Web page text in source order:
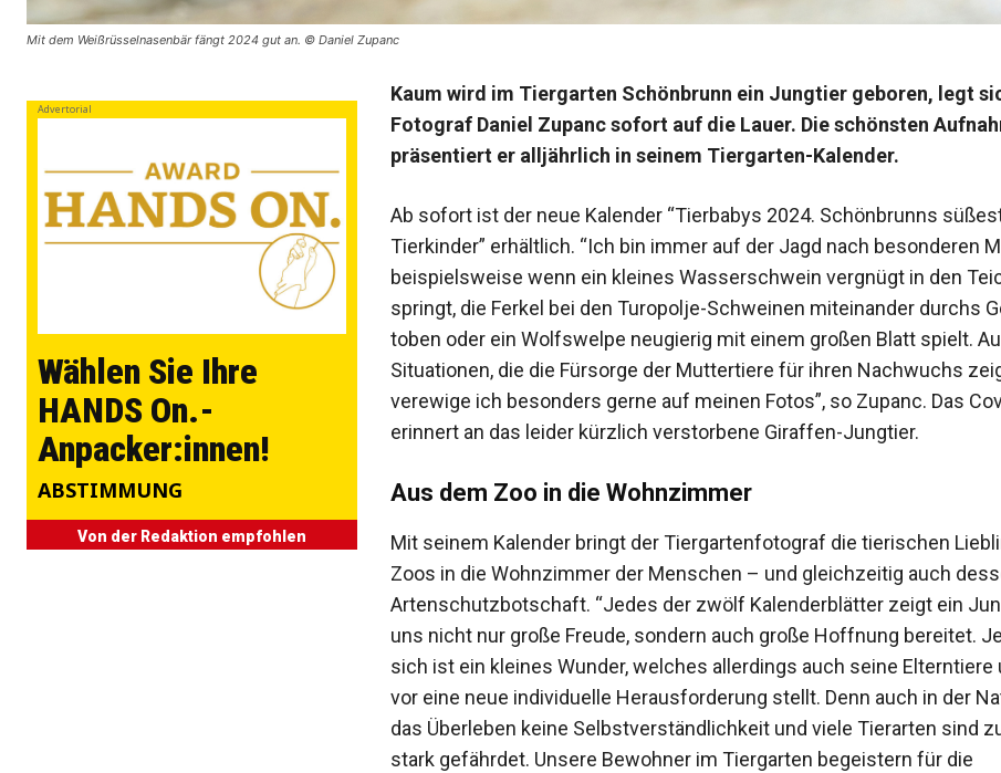
Mit dem Weißrüsselnasenbär fängt 2024 gut an. © Daniel Zupanc
Advertorial
Wählen Sie Ihre
HANDS On.-
Anpacker:innen!
ABSTIMMUNG
Von der Redaktion empfohlen
Kaum wird im Tiergarten Schönbrunn ein Jungtier geboren, legt
Fotograf Daniel Zupanc sofort auf die Lauer. Die schönsten
präsentiert er alljährlich in seinem Tiergarten-Kalender.
Ab sofort ist der neue Kalender “Tierbabys 2024. Schönbrunns
Tierkinder” erhältlich. “Ich bin immer auf der Jagd nach besonderen
beispielsweise wenn ein kleines Wasserschwein vergnügt in den
springt, die Ferkel bei den Turopolje-Schweinen miteinander durchs
toben oder ein Wolfswelpe neugierig mit einem großen Blatt spielt.
Situationen, die die Fürsorge der Muttertiere für ihren Nachwuchs
verewige ich besonders gerne auf meinen Fotos”, so Zupanc. Das
erinnert an das leider kürzlich verstorbene Giraffen-Jungtier.
Aus dem Zoo in die Wohnzimmer
Mit seinem Kalender bringt der Tiergartenfotograf die tierischen
Zoos in die Wohnzimmer der Menschen – und gleichzeitig auch
Artenschutzbotschaft. “Jedes der zwölf Kalenderblätter zeigt ein
uns nicht nur große Freude, sondern auch große Hoffnung bereitet.
sich ist ein kleines Wunder, welches allerdings auch seine Elterntiere
vor eine neue individuelle Herausforderung stellt. Denn auch in der
das Überleben keine Selbstverständlichkeit und viele Tierarten sind
stark gefährdet. Unsere Bewohner im Tiergarten begeistern für die